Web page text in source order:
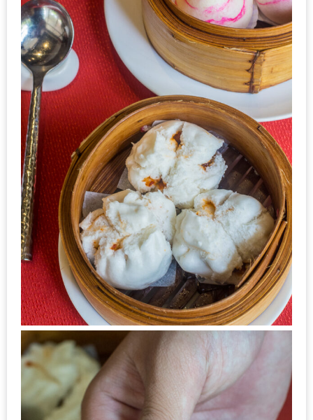
ที่
เข้า
ชม
มาก
ที่สุด
ประจำ
ปี
2557
กิจกรรม
ชิง
รางวัล
กับ
สมาชิก
ENEWS
น้า
อ้วน
ชวน
ข้าว
อะไร